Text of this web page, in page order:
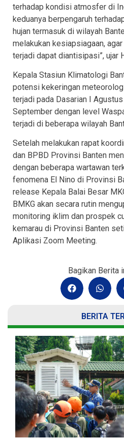
terhadap kondisi atmosfer di
keduanya berpengaruh
hujan termasuk di wilayah
melakukan kesiapsiagaan,
terjadi dapat diantisipasi”, ujar
Kepala Stasiun Klimatologi
potensi kekeringan
terjadi pada Dasarian I
September dengan level
terjadi di beberapa wilayah
Setelah melakukan rapat
dan BPBD Provinsi Banten
dengan beberapa wartawan
fenomena El Nino di Provinsi
release Kepala Balai Besar
BMKG akan secara rutin
monitoring iklim dan prospek
kemarau di Provinsi Banten
Aplikasi Zoom Meeting.
Bagikan Berita
BERITA